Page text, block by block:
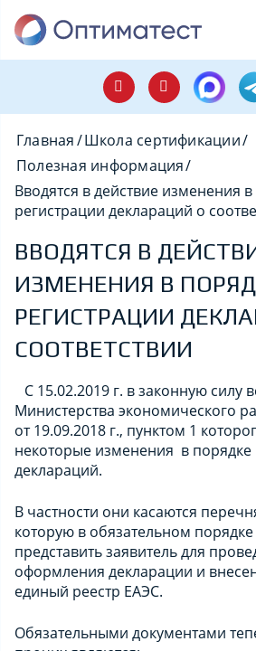
Главная/Школа сертификации/
Полезная информация/
Вводятся в действие изменения
регистрации деклараций о
ВВОДЯТСЯ В
ИЗМЕНЕНИЯ В
РЕГИСТРАЦИИ
СООТВЕТСТВИИ
С 15.02.2019 г. в законную силу
Министерства экономического
от 19.09.2018 г., пунктом 1
некоторые изменения в порядке
деклараций.
В частности они касаются
которую в обязательном
представить заявитель для
оформления декларации и
единый реестр ЕАЭС.
Обязательными документами